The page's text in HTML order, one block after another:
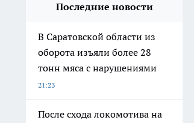
Последние новости
В Саратовской области из
оборота изъяли более 28
тонн мяса с нарушениями
21:23
После схода локомотива на